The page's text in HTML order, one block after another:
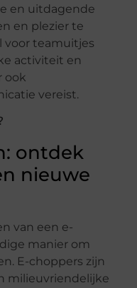
en uitdagende
en plezier te
voor teamuitjes
activiteit en
ook
vereist.
ontdek
nieuwe
van een e-
manier om
E-choppers zijn
milieuvriendelijke